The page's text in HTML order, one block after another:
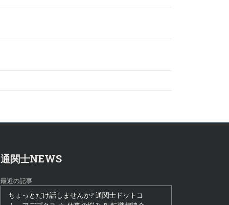
通関士NEWS
最近の記事
ちょっとだけ話しませんか? 通関士ドットコ